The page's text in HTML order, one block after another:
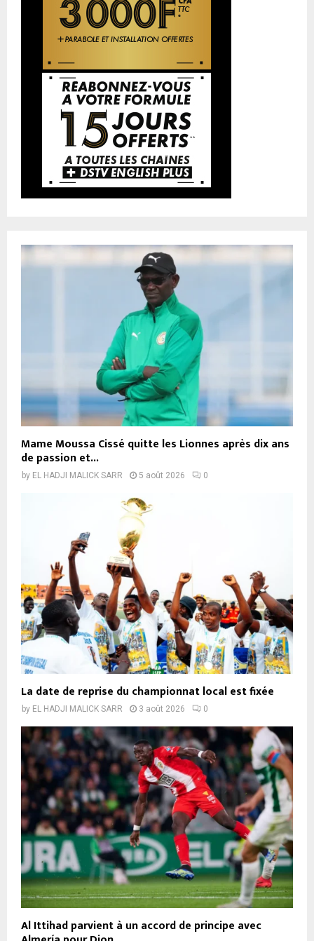
Mame Moussa Cissé quitte les Lionnes après dix ans
de passion et...
by EL HADJI MALICK SARR 5 août 2026 0
La date de reprise du championnat local est fixée
by EL HADJI MALICK SARR 3 août 2026 0
Al Ittihad parvient à un accord de principe avec